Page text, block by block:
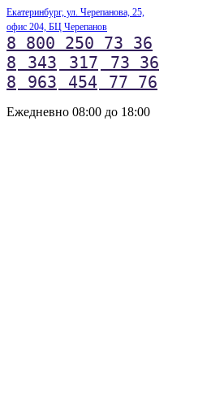
Екатеринбург, ул. Черепанова, 25,
офис 204, БЦ Черепанов
8 800 250 73 36
8
343 317
73 36
8
963 454 77 76
Ежедневно 08:00 до 18:00